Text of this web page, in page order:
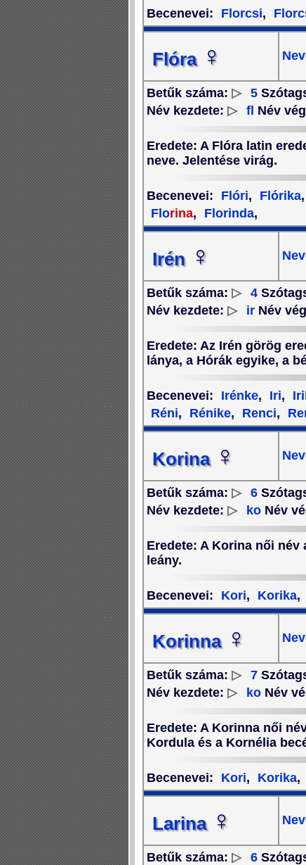
Becenevei: Florcsi,
Flóra ♀
Betűk száma: ▷ 5
Név kezdete: ▷ fl Név
Eredete: A Flóra latin
neve. Jelentése virág.
Becenevei: Flóri, Flórika,
Florina, Florinda,
Irén ♀
Betűk száma: ▷ 4
Név kezdete: ▷ ir Név
Eredete: Az Irén görög
lánya, a Hórák egyike, a
Becenevei: Irénke, Iri,
Réni, Rénike, Renci,
Korina ♀
Betűk száma: ▷ 6
Név kezdete: ▷ ko Név
Eredete: A Korina női név
leány.
Becenevei: Kori, Korika,
Korinna ♀
Betűk száma: ▷ 7
Név kezdete: ▷ ko Név
Eredete: A Korinna női
Kordula és a Kornélia
Becenevei: Kori, Korika,
Larina ♀
Betűk száma: ▷ 6